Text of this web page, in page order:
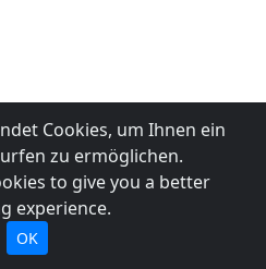
Cookies, um Ihnen ein
zu ermöglichen.
to give you a better
experience.
OK